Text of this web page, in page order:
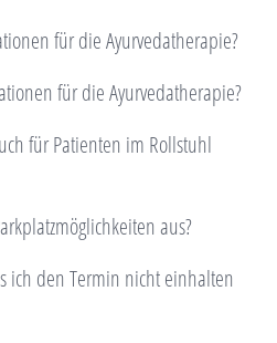
für die Ayurvedatherapie?
für die Ayurvedatherapie?
für Patienten im Rollstuhl
aus?
ich den Termin nicht einhalten